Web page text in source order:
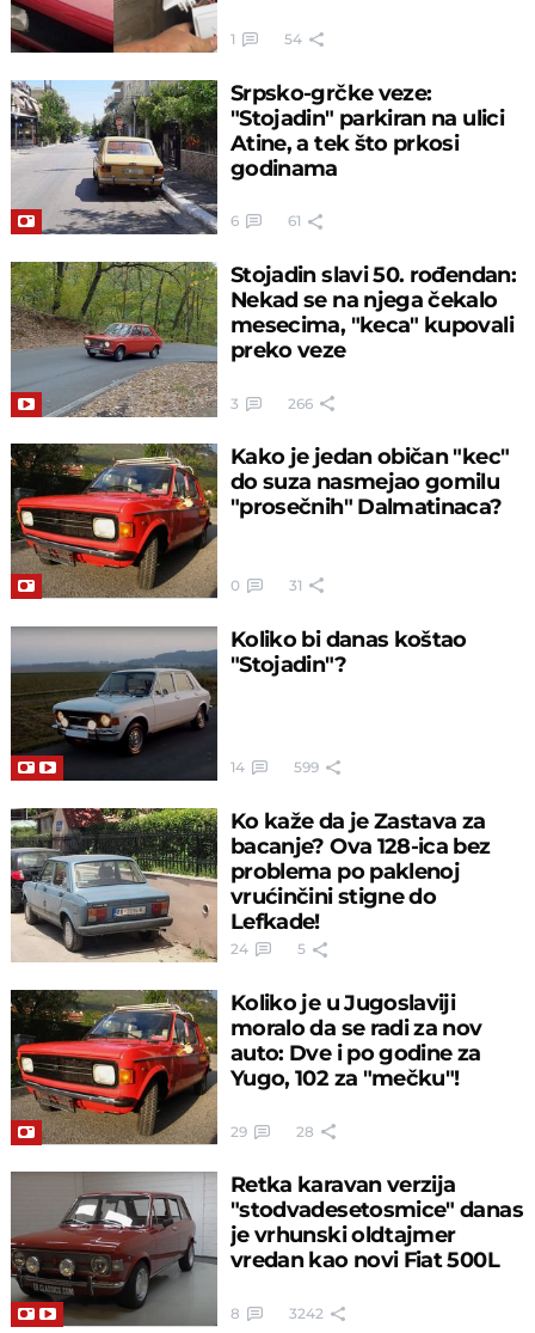
1 54
Srpsko-grčke veze:
"Stojadin" parkiran na ulici
Atine, a tek što prkosi
godinama
6 61
Stojadin slavi 50. rođendan:
Nekad se na njega čekalo
mesecima, "keca" kupovali
preko veze
3 266
Kako je jedan običan "kec"
do suza nasmejao gomilu
"prosečnih" Dalmatinaca?
0 31
Koliko bi danas koštao
"Stojadin"?
14 599
Ko kaže da je Zastava za
bacanje? Ova 128-ica bez
problema po paklenoj
vrućinčini stigne do
Lefkade!
24 5
Koliko je u Jugoslaviji
moralo da se radi za nov
auto: Dve i po godine za
Yugo, 102 za "mečku"!
29 28
Retka karavan verzija
"stodvadesetosmice" danas
je vrhunski oldtajmer
vredan kao novi Fiat 500L
8 3242